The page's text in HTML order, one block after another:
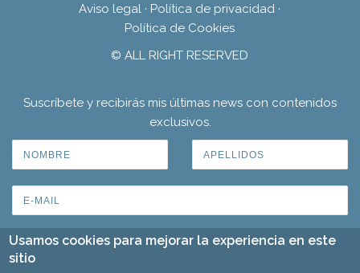
Aviso legal · Política de privacidad ·
Política de Cookies
© ALL RIGHT RESERVED
Suscríbete y recibirás mis últimas news con contenidos
exclusivos.
Usamos cookies para mejorar la experiencia en este
sitio